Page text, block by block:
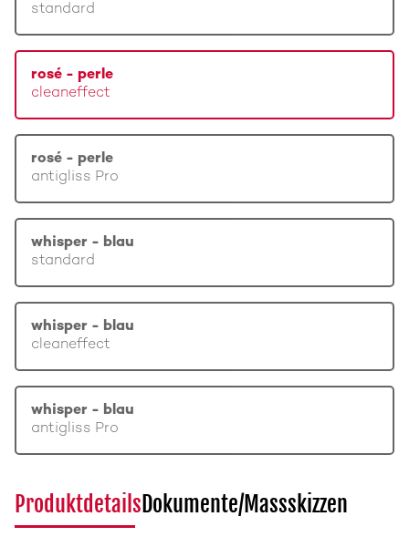
standard
rosé - perle
cleaneffect
rosé - perle
antigliss Pro
whisper - blau
standard
whisper - blau
cleaneffect
whisper - blau
antigliss Pro
ProduktdetailsDokumente/Massskizzen